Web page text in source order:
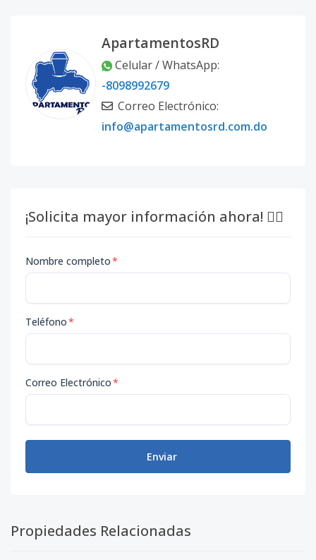
ApartamentosRD
Celular / WhatsApp:
-8098992679
Correo Electrónico:
info@apartamentosrd.com.do
¡Solicita mayor información ahora! 👇🏽
Nombre completo*
Teléfono*
Correo Electrónico*
Enviar
Propiedades Relacionadas